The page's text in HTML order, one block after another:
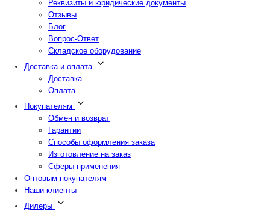
Реквизиты и юридические документы
Отзывы
Блог
Вопрос-Ответ
Складское оборудование
Доставка и оплата
Доставка
Оплата
Покупателям
Обмен и возврат
Гарантии
Способы оформления заказа
Изготовление на заказ
Сферы применения
Оптовым покупателям
Наши клиенты
Дилеры